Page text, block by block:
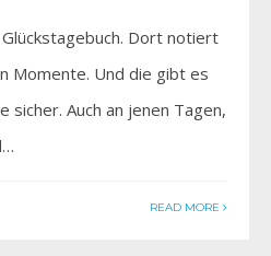
Dort notiert
Momente. Und die gibt es
sicher. Auch an jenen Tagen,
READ MORE